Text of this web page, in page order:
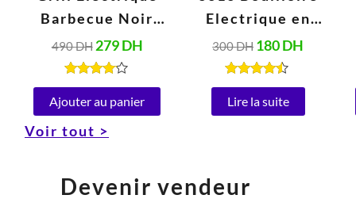
Barbecue Noir
(2000W, 230V,
50Hz)
490DH279DH
Note
4.00
sur 5
Ajouter au panier
Electrique en
Verre 2 Litres,
Arrêt
Automatique,
Base Rotative à
300DH 180DH
Note
4.34
sur 5
Lire la suite
Voir tout >
Devenir vendeur